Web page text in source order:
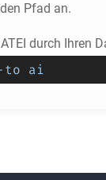
Pfad an.
durch Ihren
to ai